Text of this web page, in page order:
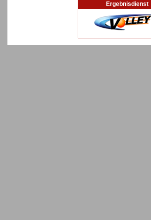
Ergebnisdienst